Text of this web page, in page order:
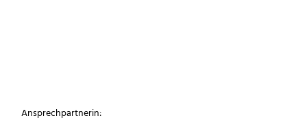
Ansprechpartnerin: